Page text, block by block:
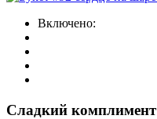
Включено:
Сладкий комплимент